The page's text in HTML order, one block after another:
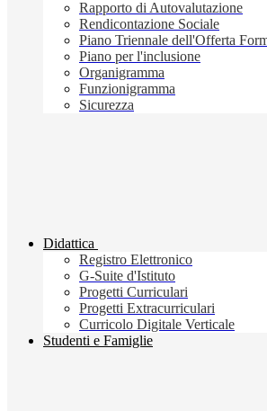
Rapporto di Autovalutazione
Rendicontazione Sociale
Piano Triennale dell'Offerta
Piano per l'inclusione
Organigramma
Funzionigramma
Sicurezza
Didattica
Registro Elettronico
G-Suite d'Istituto
Progetti Curriculari
Progetti Extracurriculari
Curricolo Digitale Verticale
Studenti e Famiglie